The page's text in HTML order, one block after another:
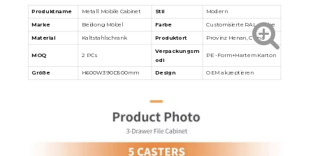
Produktname Metall Mobile Cabinet Stil Modern
Marke Beidong Möbel Farbe Customisierte RAL -Farbe
Material Kaltstahlschrank Produktort Provinz Henan, China
MOQ 2 PCs
Verpackungsm
odi
PE -Form+Hartem Karton
Größe H600W390D500mm Design OEM akzeptieren